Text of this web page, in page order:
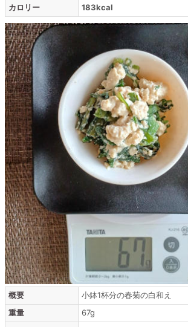
カロリー 183kcal
概要
小鉢1杯分の春菊の白和え
重量
67g